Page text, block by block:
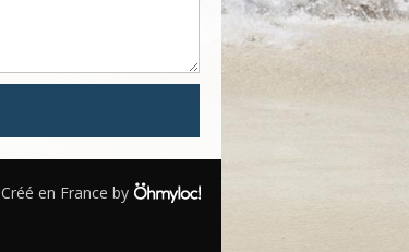
Créé en France by